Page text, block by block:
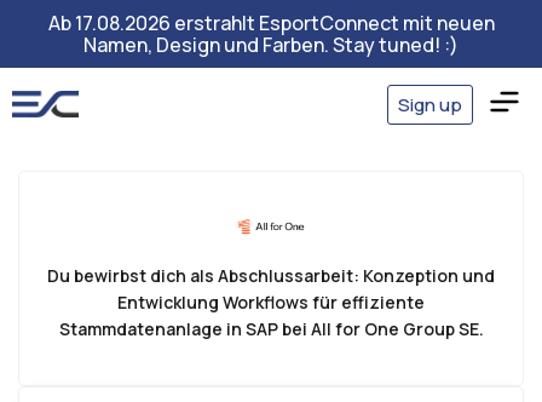
Ab 17.08.2026 erstrahlt EsportConnect mit neuen
Namen, Design und Farben. Stay tuned! :)
Sign up
Du bewirbst dich als Abschlussarbeit: Konzeption und
Entwicklung Workflows für effiziente
Stammdatenanlage in SAP bei All for One Group SE.